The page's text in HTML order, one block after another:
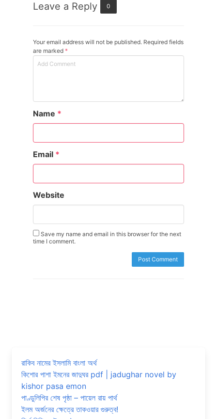
Leave a Reply 0
Your email address will not be published. Required fields
are marked *
Name *
Email *
Website
Save my name and email in this browser for the next
time I comment.
রাকিব নামের ইসলামি বাংলা অর্থ
কিশোর পাশা ইমনের জাদুঘর pdf | jadughar novel by
kishor pasa emon
পাণ্ডুলিপির শেষ পৃষ্ঠা – পায়েল রায় পার্থ
ইলম অর্জনের ক্ষেত্রে তাকওয়ার গুরুত্ব!